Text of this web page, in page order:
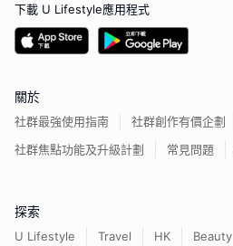
下載 U Lifestyle應用程式
關於
社群最強使用指南
社群創作有價企劃
社群焦點功能及升級計劃
常見問題
探索
U Lifestyle Travel HK Beauty